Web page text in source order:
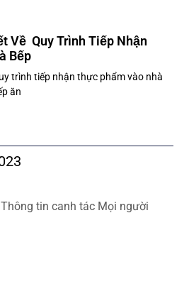
Về Quy Trình Tiếp Nhận
Bếp
trình tiếp nhận thực phẩm vào nhà
ăn